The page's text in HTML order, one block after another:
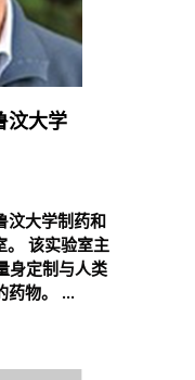
汶大学
汶大学制药和
。 该实验室主
身定制与人类
药物。 ...